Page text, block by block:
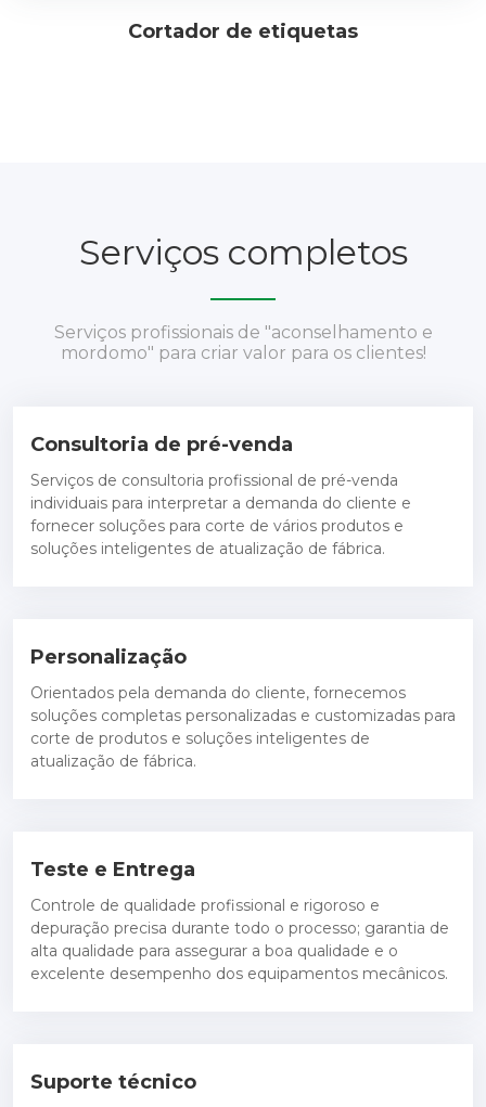
Cortador de etiquetas
Serviços completos
Serviços profissionais de "aconselhamento e
mordomo" para criar valor para os clientes!
Consultoria de pré-venda
Serviços de consultoria profissional de pré-venda
individuais para interpretar a demanda do cliente e
fornecer soluções para corte de vários produtos e
soluções inteligentes de atualização de fábrica.
Personalização
Orientados pela demanda do cliente, fornecemos
soluções completas personalizadas e customizadas para
corte de produtos e soluções inteligentes de
atualização de fábrica.
Teste e Entrega
Controle de qualidade profissional e rigoroso e
depuração precisa durante todo o processo; garantia de
alta qualidade para assegurar a boa qualidade e o
excelente desempenho dos equipamentos mecânicos.
Suporte técnico